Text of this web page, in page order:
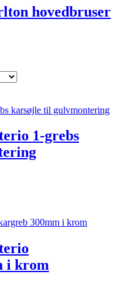
hovedbruser
1-grebs
i krom